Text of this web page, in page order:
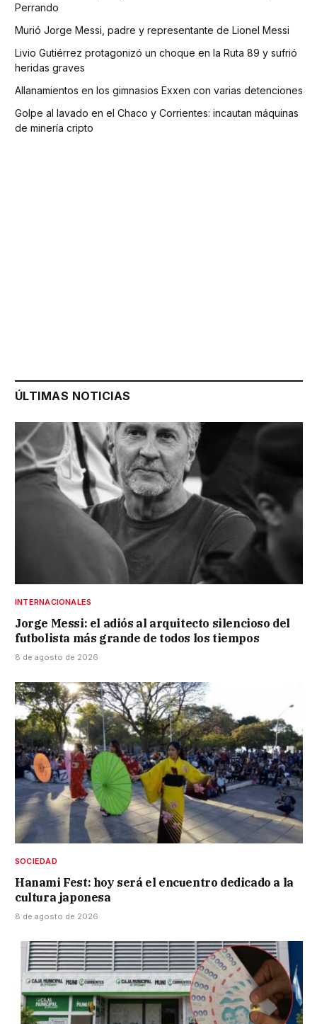
Perrando
Murió Jorge Messi, padre y representante de Lionel Messi
Livio Gutiérrez protagonizó un choque en la Ruta 89 y sufrió
heridas graves
Allanamientos en los gimnasios Exxen con varias detenciones
Golpe al lavado en el Chaco y Corrientes: incautan máquinas
de minería cripto
ÚLTIMAS NOTICIAS
INTERNACIONALES
Jorge Messi: el adiós al arquitecto silencioso del
futbolista más grande de todos los tiempos
8 de agosto de 2026
SOCIEDAD
Hanami Fest: hoy será el encuentro dedicado a la
cultura japonesa
8 de agosto de 2026